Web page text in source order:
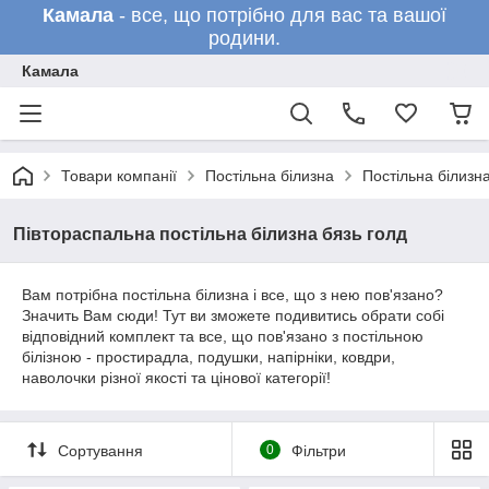
Камала - все, що потрібно для вас та вашої
родини.
Камала
Товари компанії Постільна білизна Постільна
Півтораспальна постільна білизна бязь голд
Вам потрібна постільна білизна і все, що з нею пов'язано?
Значить Вам сюди! Тут ви зможете подивитись обрати собі
відповідний комплект та все, що пов'язано з постільною
білізною - простирадла, подушки, напірніки, ковдри,
наволочки різної якості та цінової категорії!
Сортування 0 Фільтри